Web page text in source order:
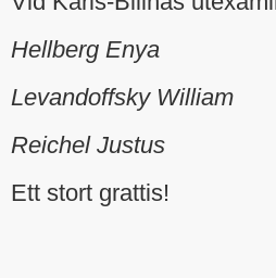
Hellberg Enya
Levandoffsky William
Reichel Justus
Ett stort grattis!